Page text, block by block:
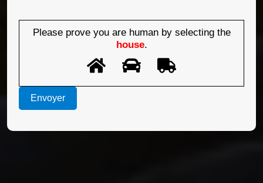
Please prove you are human by selecting the
house.